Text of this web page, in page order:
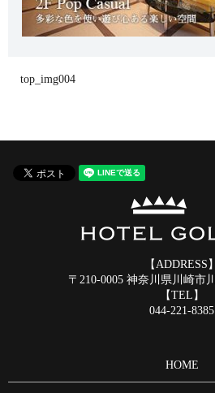
top_img004
【ADDRESS】
〒210-0005 神奈川県川崎市
【TEL】
044-221-8385
HOME